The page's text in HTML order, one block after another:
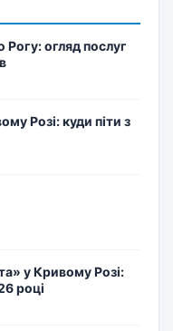
огляд послуг
Розі: куди піти з
у Кривому Розі:
році